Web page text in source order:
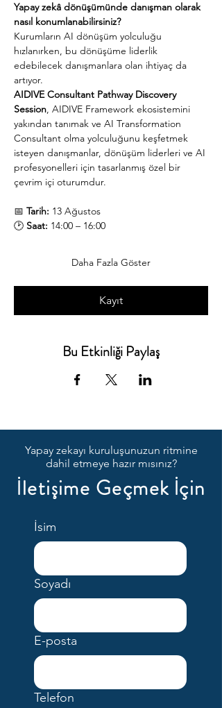
Yapay zekâ dönüşümünde danışman olarak
nasıl konumlanabilirsiniz?
Kurumların AI dönüşüm yolculuğu
hızlanırken, bu dönüşüme liderlik
edebilecek danışmanlara olan ihtiyaç da
artıyor.
AIDIVE Consultant Pathway Discovery
Session, AIDIVE Framework ekosistemini
yakından tanımak ve AI Transformation
Consultant olma yolculuğunu keşfetmek
isteyen danışmanlar, dönüşüm liderleri ve AI
profesyonelleri için tasarlanmış özel bir
çevrim içi oturumdur.
📅 Tarih: 13 Ağustos
🕑 Saat: 14:00 – 16:00
Daha Fazla Göster
Kayıt
Bu Etkinliği Paylaş
Yapay zekayı kuruluşunuzun ritmine
dahil etmeye hazır mısınız?
İletişime Geçmek İçin
İsim
Soyadı
E-posta
Telefon